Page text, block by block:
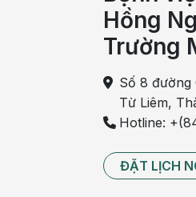
Buồn nôn mệt mỏi và chán ăn có
bị nhiễm trùng dạ dày. Do sử
Hồng
Trường
Số 8 đường
Từ Liêm,
Hotline:
ĐẶT LỊCH